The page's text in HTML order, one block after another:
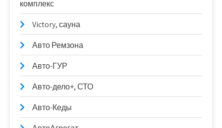
комплекс
Victory, сауна
Авто Ремзона
Авто-ГУР
Авто-дело+, СТО
Авто-Кеды